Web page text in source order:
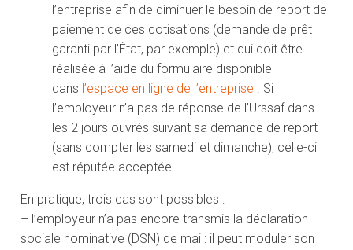
l’entreprise afin de diminuer le besoin de report de
paiement de ces cotisations (demande de prêt
garanti par l’État, par exemple) et qui doit être
réalisée à l’aide du formulaire disponible
dans l’espace en ligne de l’entreprise . Si
l’employeur n’a pas de réponse de l’Urssaf dans
les 2 jours ouvrés suivant sa demande de report
(sans compter les samedi et dimanche), celle-ci
est réputée acceptée.
En pratique, trois cas sont possibles :
– l’employeur n’a pas encore transmis la déclaration
sociale nominative (DSN) de mai : il peut moduler son